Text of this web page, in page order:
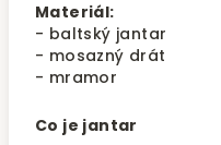
Materiál:
- baltský jantar
- mosazný drát
- mramor
Co je jantar